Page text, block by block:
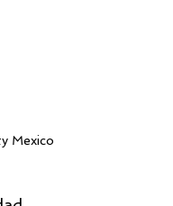
Mexico